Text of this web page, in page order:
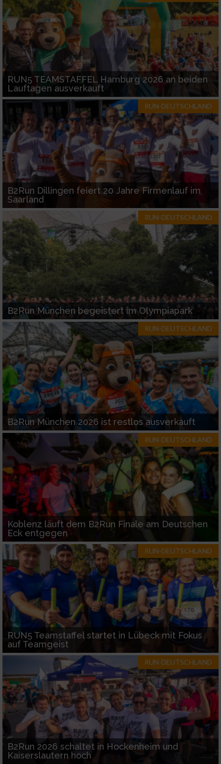
RUN5 TEAMSTAFFEL Hamburg 2026 an beiden
Lauftagen ausverkauft
RUN-DEUTSCHLAND
B2Run Dillingen feiert 20 Jahre Firmenlauf im
Saarland
RUN-DEUTSCHLAND
B2Run München begeistert im Olympiapark
RUN-DEUTSCHLAND
B2Run München 2026 ist restlos ausverkauft
RUN-DEUTSCHLAND
Koblenz läuft dem B2Run Finale am Deutschen
Eck entgegen
RUN-DEUTSCHLAND
RUN5 Teamstaffel startet in Lübeck mit Fokus
auf Teamgeist
RUN-DEUTSCHLAND
B2Run 2026 schaltet in Hockenheim und
Kaiserslautern hoch